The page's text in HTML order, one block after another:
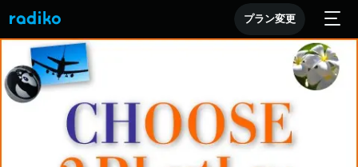
プラン変更